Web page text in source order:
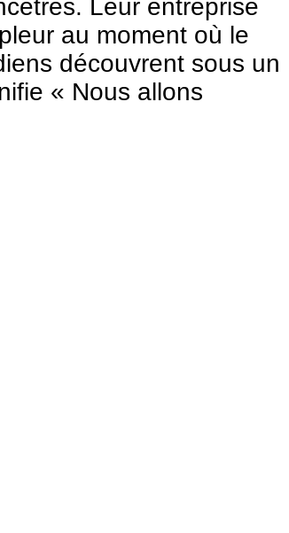
Leur entreprise
au moment où le
découvrent sous un
« Nous allons